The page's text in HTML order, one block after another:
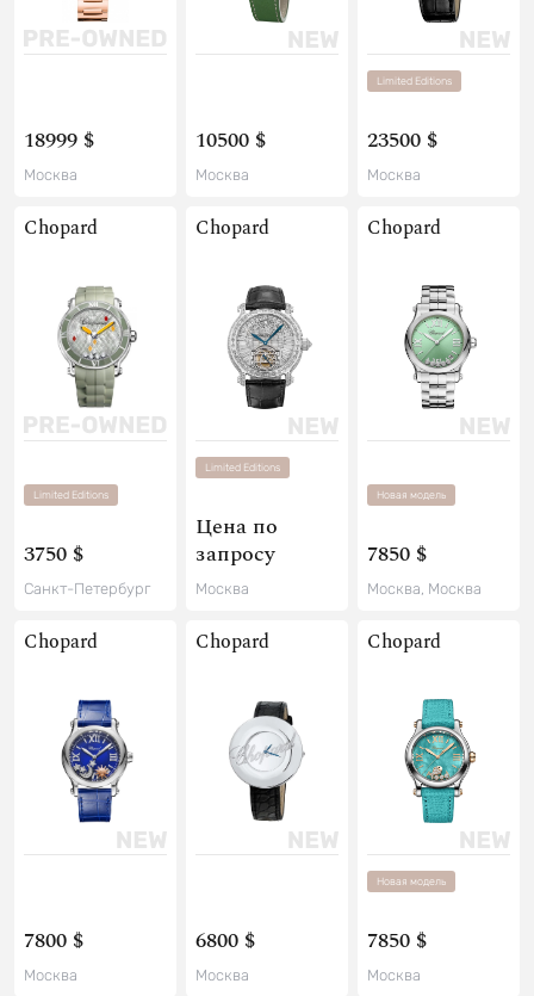
18999 $
Москва
10500 $
Москва
Limited Editions
23500 $
Москва
Chopard
Limited Editions
3750 $
Санкт-Петербург
Chopard
Limited Editions
Цена по
запросу
Москва
Chopard
Новая модель
7850 $
Москва, Москва
Chopard
7800 $
Москва
Chopard
6800 $
Москва
Chopard
Новая модель
7850 $
Москва